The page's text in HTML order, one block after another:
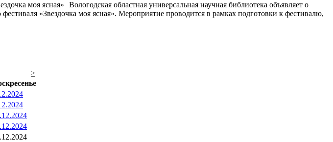
Вологодская областная универсальная научная библиотека объявляет о
«Звездочка моя ясная». Мероприятие проводится в рамках подготовки к фестивалю,
>